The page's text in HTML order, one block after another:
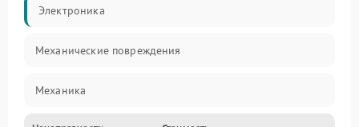
Электроника
Механические повреждения
Механика